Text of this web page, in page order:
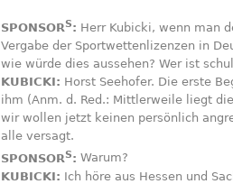
SPONSORS: Herr Kubicki, wenn man
Vergabe der Sportwettenlizenzen in
wie würde dies aussehen? Wer ist
KUBICKI: Horst Seehofer. Die erste
ihm (Anm. d. Red.: Mittlerweile liegt
wir wollen jetzt keinen persönlich
alle versagt.
SPONSORS: Warum?
KUBICKI: Ich höre aus Hessen und